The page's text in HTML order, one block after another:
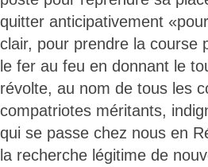
quitter anticipativement
clair, pour prendre la course
le fer au feu en donnant le
révolte, au nom de tous les
compatriotes méritants,
qui se passe chez nous en
la recherche légitime de